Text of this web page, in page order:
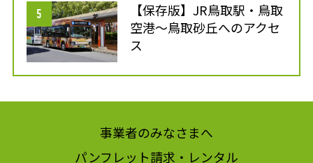
【保存版】JR鳥取駅・鳥取
空港～鳥取砂丘へのアクセ
ス
事業者のみなさまへ
パンフレット請求・レンタル